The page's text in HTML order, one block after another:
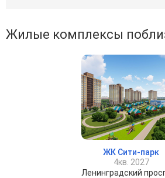
Жилые комплексы
ЖК Сити-парк
4кв. 2027
Ленинградский